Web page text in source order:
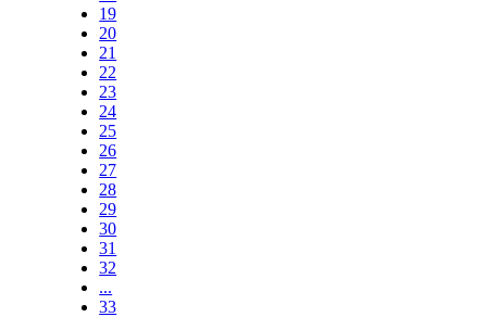
19
20
21
22
23
24
25
26
27
28
29
30
31
32
...
33